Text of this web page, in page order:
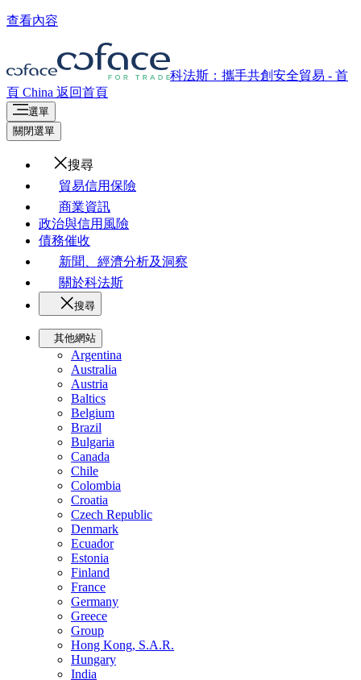
查看內容
科法斯：攜手共創安全貿易 - 首
頁 China 返回首頁
選單
關閉選單
搜尋
貿易信用保險
商業資訊
政治與信用風險
債務催收
新聞、經濟分析及洞察
關於科法斯
搜尋
其他網站
Argentina
Australia
Austria
Baltics
Belgium
Brazil
Bulgaria
Canada
Chile
Colombia
Croatia
Czech Republic
Denmark
Ecuador
Estonia
Finland
France
Germany
Greece
Group
Hong Kong, S.A.R.
Hungary
India